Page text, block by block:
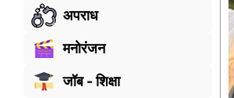
अपराध
मनोरंजन
जॉब - शिक्षा